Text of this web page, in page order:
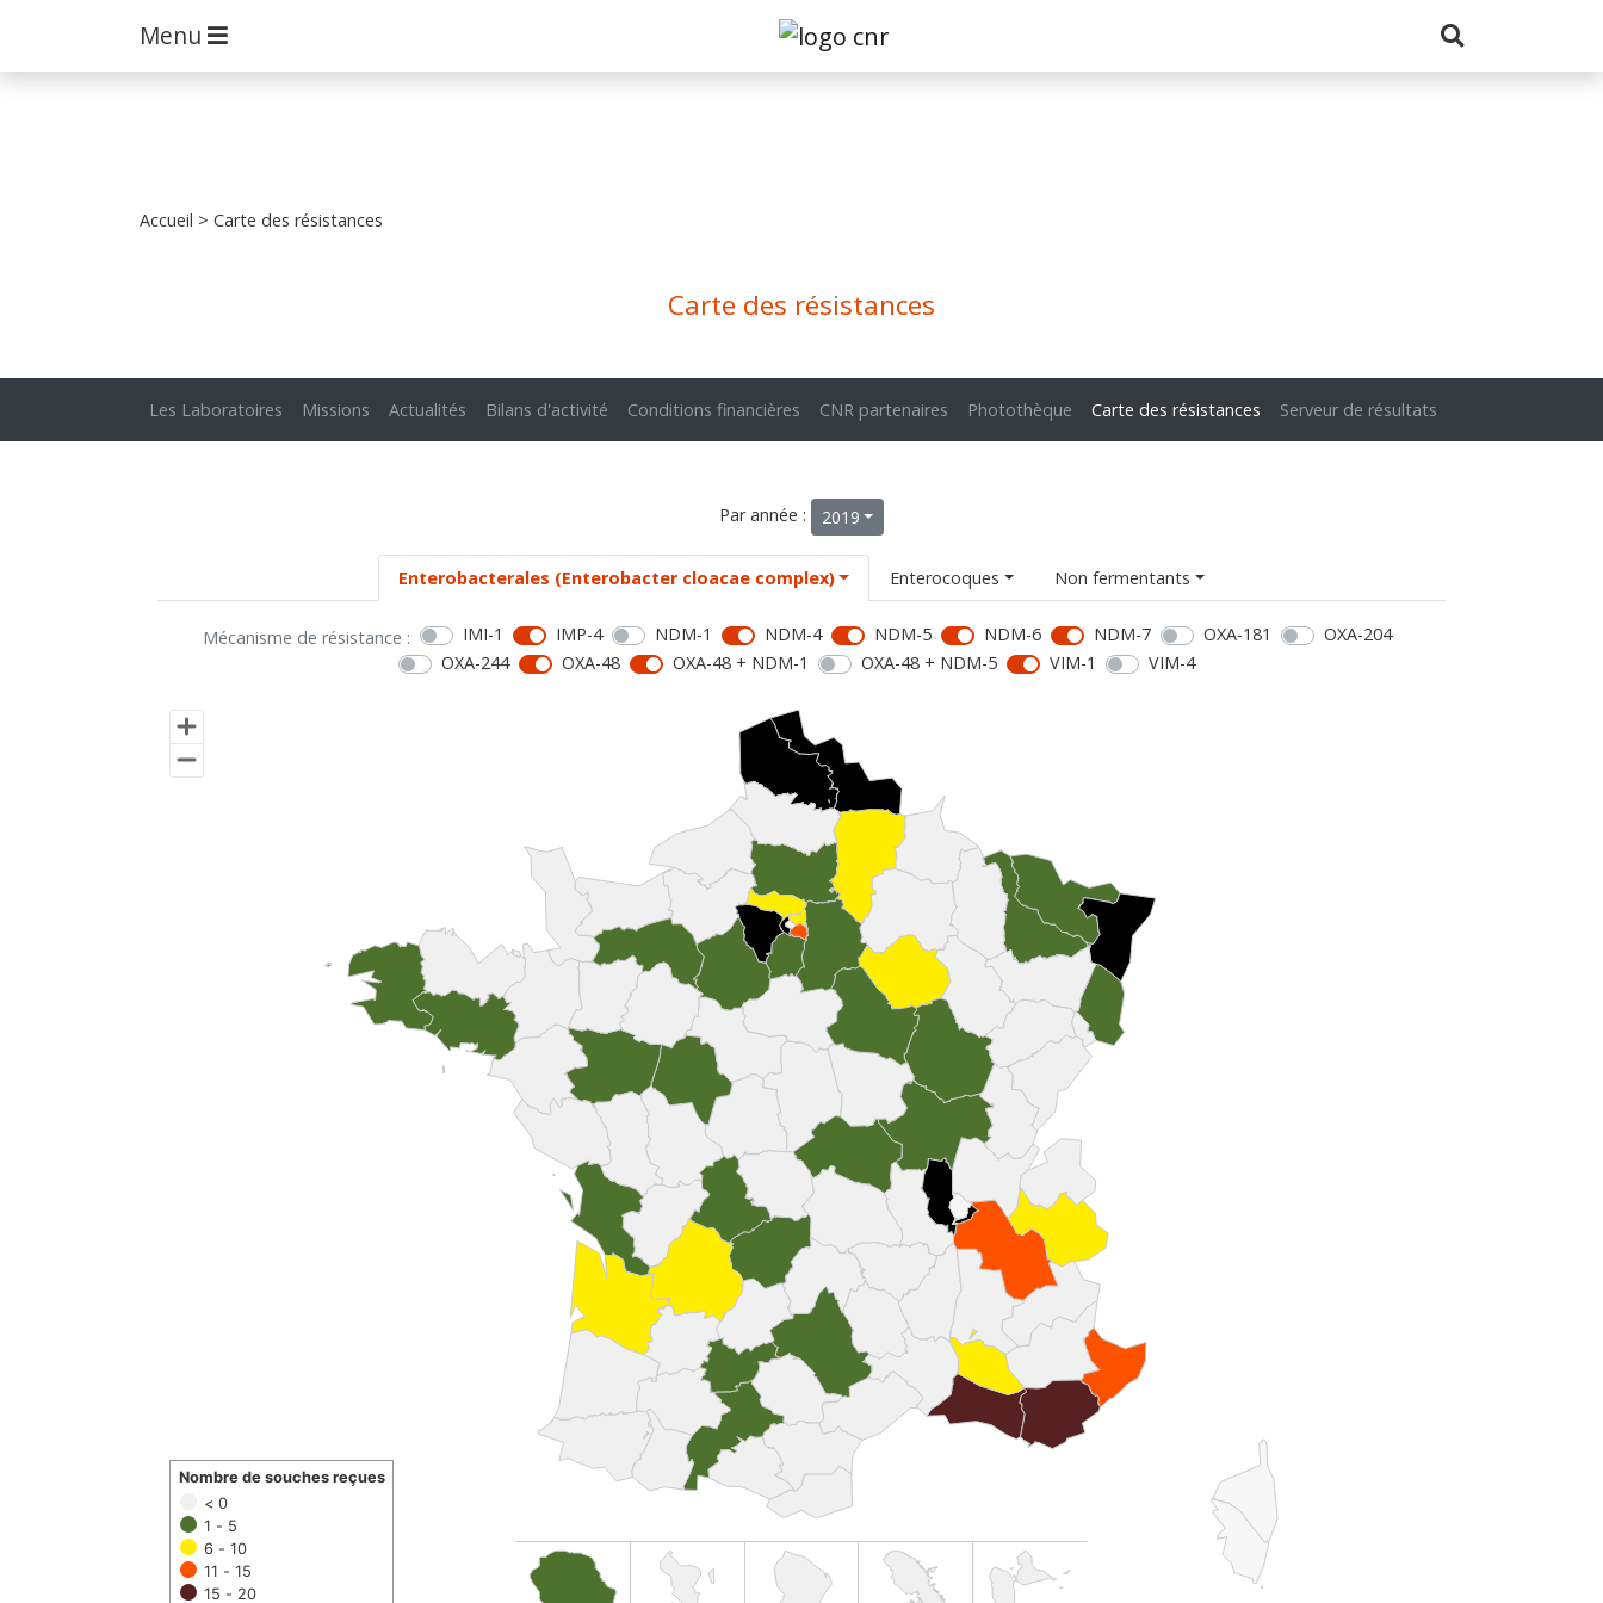
Menu
Accueil > Carte des résistances
Carte des résistances
Les Laboratoires Missions Actualités Bilans d'activité Conditions financières CNR partenaires Photothèque Carte des résistances Serveur de résultats
Par année : 2019
Enterobacterales (Enterobacter cloacae complex) Enterocoques Non fermentants
Mécanisme de résistance : IMI-1 IMP-4 NDM-1 NDM-4 NDM-5 NDM-6 NDM-7 OXA-181
OXA-204
OXA-244
OXA-48 OXA-48 + NDM-1 OXA-48 + NDM-5 VIM-1 VIM-4
< 0
1 - 5
6 - 10
11 - 15
15 - 20
Nombre de souches reçues